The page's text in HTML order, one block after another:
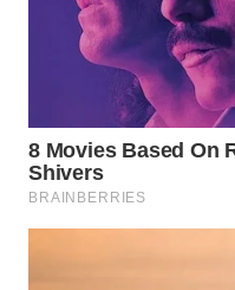
INFRASTRUKTUR
WAHANA
KONSUMEN
WAHANA
LISTRIK